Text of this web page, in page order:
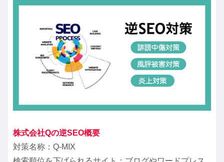
株式会社Qの逆SEO概要
対策名称：Q-MIX